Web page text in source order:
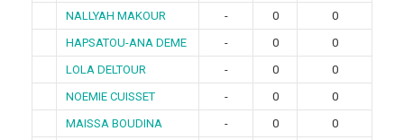
NALLYAH MAKOUR
- 0
0
HAPSATOU-ANA DEME
- 0
0
LOLA DELTOUR
- 0
0
NOEMIE CUISSET
- 0
0
MAISSA BOUDINA
- 0
0